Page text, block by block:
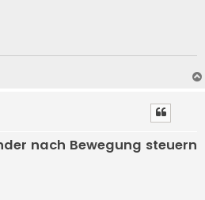
nach Bewegung steuern